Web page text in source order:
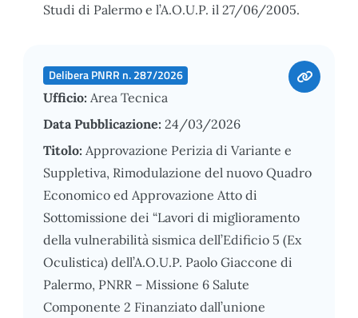
Studi di Palermo e l’A.O.U.P. il 27/06/2005.
Delibera PNRR n. 287/2026
Ufficio: Area Tecnica
Data Pubblicazione: 24/03/2026
Titolo: Approvazione Perizia di Variante e
Suppletiva, Rimodulazione del nuovo Quadro
Economico ed Approvazione Atto di
Sottomissione dei “Lavori di miglioramento
della vulnerabilità sismica dell’Edificio 5 (Ex
Oculistica) dell’A.O.U.P. Paolo Giaccone di
Palermo, PNRR – Missione 6 Salute
Componente 2 Finanziato dall’unione